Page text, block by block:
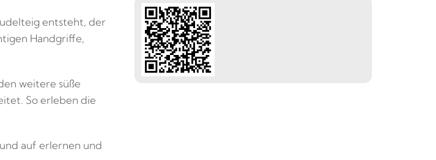
entsteht, der
Handgriffe,
weitere süße
So erleben die
auf erlernen und